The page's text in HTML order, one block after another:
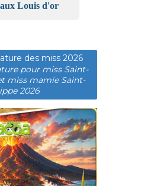
Louis d'or
des miss 2026
pour miss Saint-
miss mamie Saint-
2026